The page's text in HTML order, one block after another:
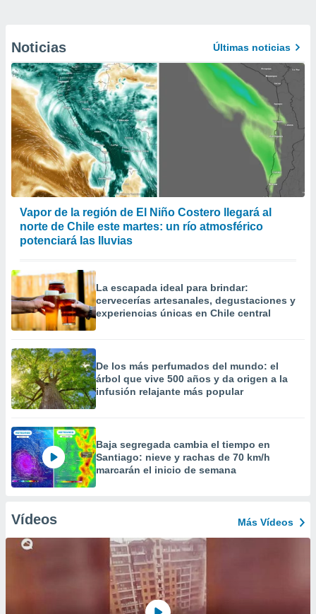
Noticias Últimas noticias
Vapor de la región de El Niño Costero llegará al
norte de Chile este martes: un río atmosférico
potenciará las lluvias
La escapada ideal para brindar:
cervecerías artesanales, degustaciones y
experiencias únicas en Chile central
De los más perfumados del mundo: el
árbol que vive 500 años y da origen a la
infusión relajante más popular
Baja segregada cambia el tiempo en
Santiago: nieve y rachas de 70 km/h
marcarán el inicio de semana
Vídeos Más Vídeos